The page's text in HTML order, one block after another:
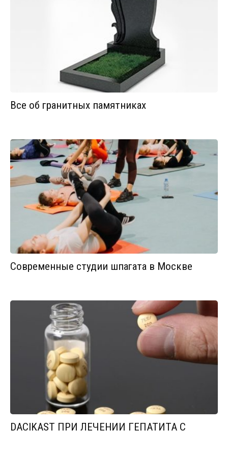
Все об гранитных памятниках
Современные студии шпагата в Москве
DACIKAST ПРИ ЛЕЧЕНИИ ГЕПАТИТА С